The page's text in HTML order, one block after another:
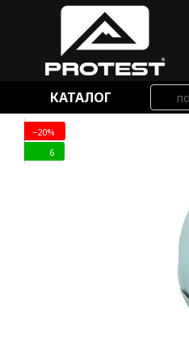
Перейти до основного контенту
КАТАЛОГ
−20%
6